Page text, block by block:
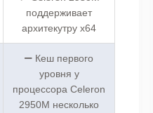
поддерживает
архитекутру x64
Кеш первого
уровня у
процессора Celeron
2950M несколько